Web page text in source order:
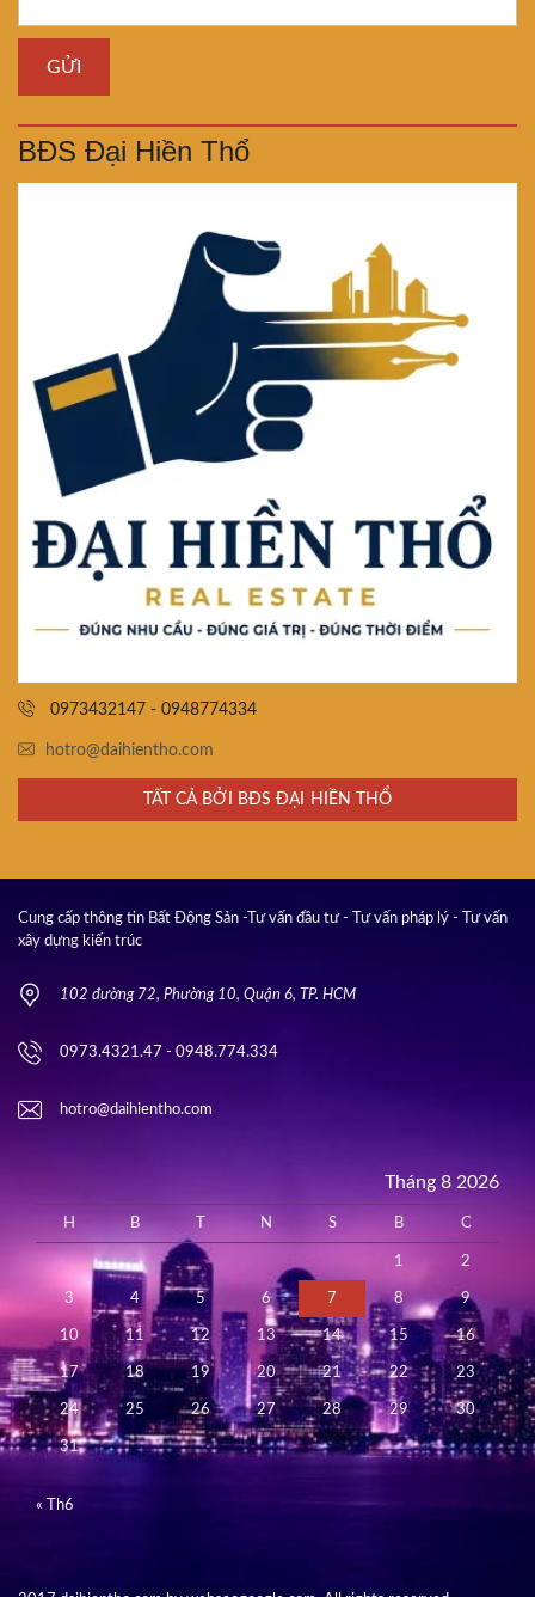
BĐS Đại Hiền Thổ
0973432147 - 0948774334
hotro@daihientho.com
TẤT CẢ BỞI BĐS ĐẠI HIỀN THỔ
Cung cấp thông tin Bất Động Sản -Tư vấn đầu tư - Tư vấn pháp lý - Tư vấn
xây dựng kiến trúc
102 đường 72, Phường 10, Quận 6, TP. HCM
0973.4321.47 - 0948.774.334
hotro@daihientho.com
Tháng 8 2026
H B N S B C
1 2
3 4 5 6 7 8 9
10 11 12 13 14 15 16
17 18 19 20 21 22 23
24 25 26 27 28 29 30
31
« Th6